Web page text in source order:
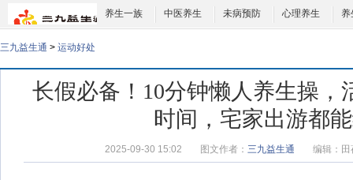
养生一族 中医养生 未病预防 心理养生 养
三九益生通 > 运动好处
长假必备！10分钟懒人养生操，
时间，宅家出游都
2025-09-30 15:02 图文作者： 三九益生通 编辑：